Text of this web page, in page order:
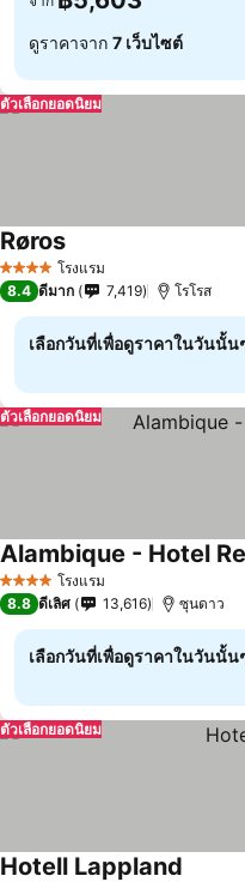
ดูราคาจาก 7 เว็บไซต์
ตัวเลือกยอดนิยม
4 ดาว โรงแรม
Røros
8.4 ดีมาก 7,419 โรโรส
เลือกวันที่เพื่อดูราคาในวันนั้น
ตัวเลือกยอดนิยม
4 ดาว โรงแรม
Alambique - Hotel
8.8 ดีเลิศ 13,616 ซุนดาว
เลือกวันที่เพื่อดูราคาในวันนั้น
ตัวเลือกยอดนิยม
Hotell Lappland